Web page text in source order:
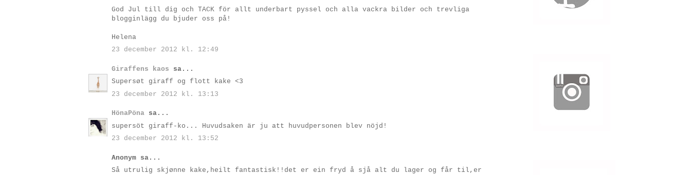
God Jul till dig och TACK för allt underbart pyssel och alla vackra bilder och trevliga
blogginlägg du bjuder oss på!
Helena
23 december 2012 kl. 12:49
Giraffens kaos sa...
Supersøt giraff og flott kake <3
23 december 2012 kl. 13:13
HönaPöna sa...
supersöt giraff-ko... Huvudsaken är ju att huvudpersonen blev nöjd!
23 december 2012 kl. 13:52
Anonym sa...
Så utrulig skjønne kake,heilt fantastisk!!det er ein fryd å sjå alt du lager og får til,er